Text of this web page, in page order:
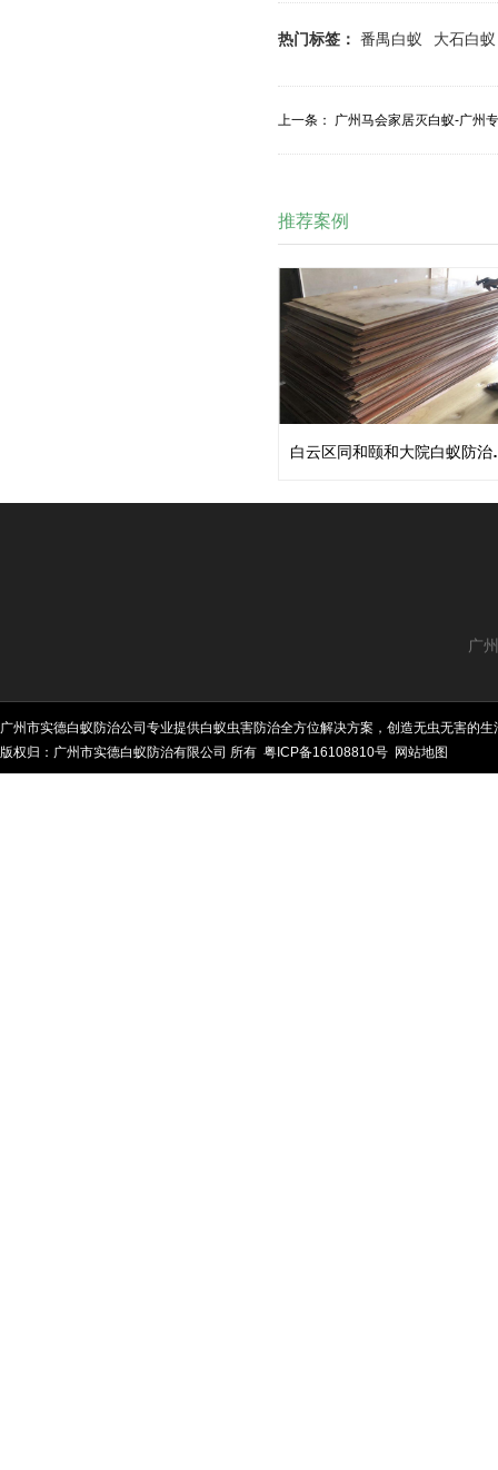
热门标签： 番禺白蚁 大石白蚁
上一条： 广州马会家居灭白蚁-广州
推荐案例
白云
广
广州市实德白蚁防治公司专业提供白蚁虫害防治全方位解决方案，创造无虫无害的生
版权归：广州市实德白蚁防治有限公司 所有 粤ICP备16108810号 网站地图